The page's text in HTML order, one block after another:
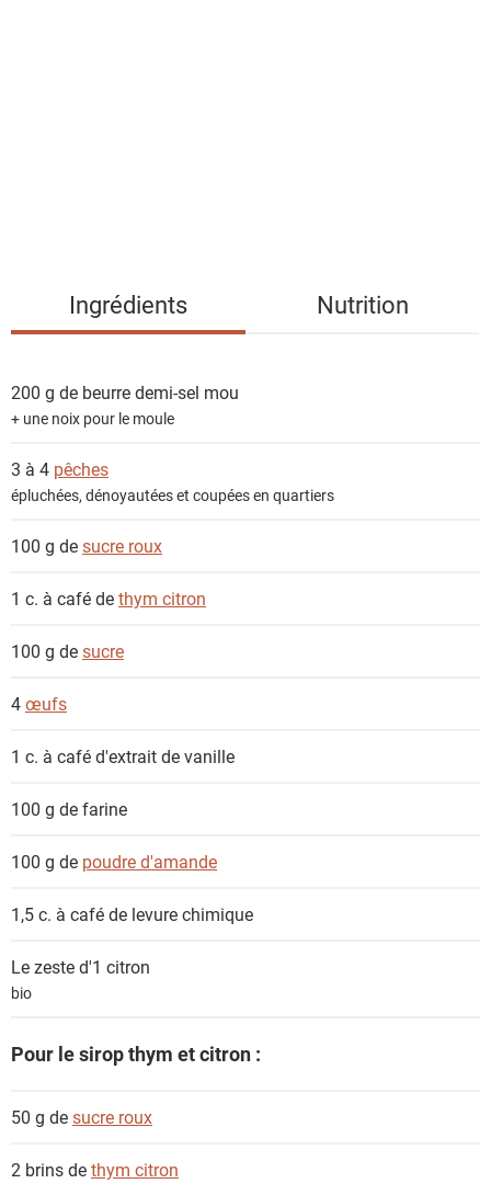
i
e
n
t
Ingrédients Nutrition
200 g de beurre demi-sel mou
+ une noix pour le moule
3 à 4 pêches
épluchées, dénoyautées et coupées en quartiers
100 g desucre roux
1 c. à café dethym citron
100 g desucre
4œufs
1 c. à caféd'extrait de vanille
100 g defarine
100 g de poudre d'amande
1,5 c. à café de levure chimique
Le zeste d'1 citron
bio
Pour le sirop thym et citron :
50 g desucre roux
2 brins dethym citron